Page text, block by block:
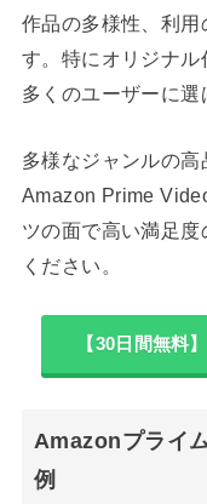
作品の多様性、利用
す。特にオリジナル
多くのユーザーに選
多様なジャンルの
Amazon Prime
ツの面で高い満足
ください。
【30日間無料
Amazonプライ
例